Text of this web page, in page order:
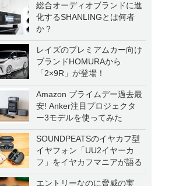
総合オーディオブランドに進
化するSHANLINGとは何者
か？
レイズのプレミアムカー向け
ブランドHOMURAから
「2×9R」が登場！
Amazon プライムデー過去最
安! Anker注目プロジェクタ
ー3モデルを使ってみた
SOUNDPEATSのイヤカフ型
イヤフォン「UU2イヤーカ
フ」をイヤカフマニアが語る
エントリーなのに脅威の実